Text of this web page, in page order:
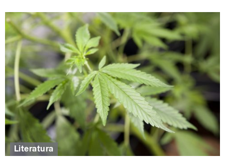
Literatura